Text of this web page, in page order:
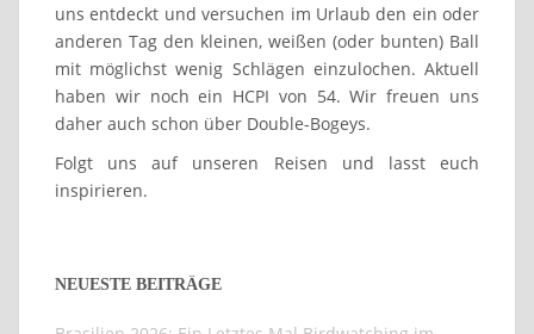
uns entdeckt und versuchen im Urlaub den ein oder
anderen Tag den kleinen, weißen (oder bunten) Ball
mit möglichst wenig Schlägen einzulochen. Aktuell
haben wir noch ein HCPI von 54. Wir freuen uns
daher auch schon über Double-Bogeys.
Folgt uns auf unseren Reisen und lasst euch
inspirieren.
NEUESTE BEITRÄGE